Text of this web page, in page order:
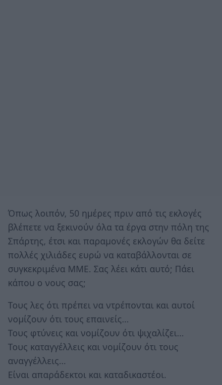
Όπως λοιπόν, 50 ημέρες πριν από τις εκλογές
βλέπετε να ξεκινούν όλα τα έργα στην πόλη της
Σπάρτης, έτσι και παραμονές εκλογών θα δείτε
πολλές χιλιάδες ευρώ να καταβάλλονται σε
συγκεκριμένα ΜΜΕ. Σας λέει κάτι αυτό; Πάει
κάπου ο νους σας;
Τους λες ότι πρέπει να ντρέπονται και αυτοί
νομίζουν ότι τους επαινείς…
Τους φτύνεις και νομίζουν ότι ψιχαλίζει…
Τους καταγγέλλεις και νομίζουν ότι τους
αναγγέλλεις…
Είναι απαράδεκτοι και καταδικαστέοι.